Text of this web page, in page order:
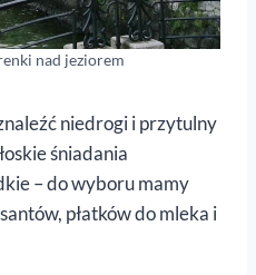
nad jeziorem
niedrogi i przytulny
śniadania
– do wyboru mamy
płatków do mleka i